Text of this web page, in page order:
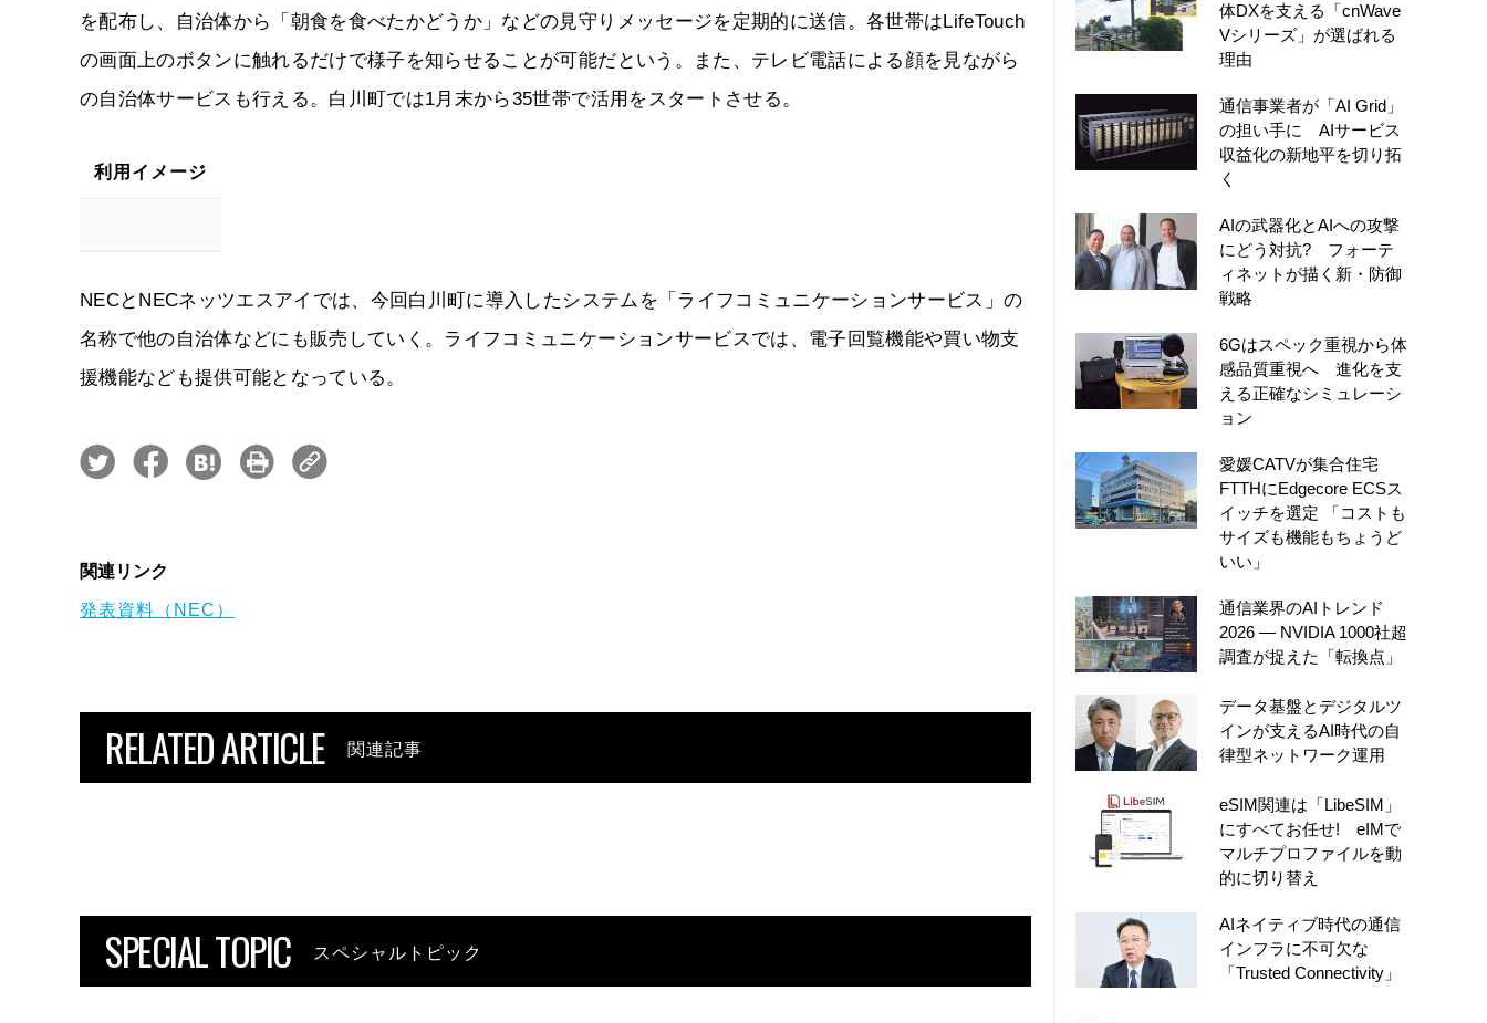
を配布し、自治体から「朝食を食べたかどうか」などの見守りメッセージを定期的に送信。各世帯はLifeTouch
の画面上のボタンに触れるだけで様子を知らせることが可能だという。また、テレビ電話による顔を見ながら
の自治体サービスも行える。白川町では1月末から35世帯で活用をスタートさせる。
利用イメージ
NECとNECネッツエスアイでは、今回白川町に導入したシステムを「ライフコミュニケーションサービス」の
名称で他の自治体などにも販売していく。ライフコミュニケーションサービスでは、電子回覧機能や買い物支
援機能なども提供可能となっている。
関連リンク
発表資料（NEC）
RELATED ARTICLE 関連記事
SPECIAL TOPIC スペシャルトピック
体DXを支える「cnWave
Vシリーズ」が選ばれる
理由
通信事業者が「AI Grid」
の担い手に AIサービス
収益化の新地平を切り拓
く
AIの武器化とAIへの攻撃
にどう対抗? フォーテ
ィネットが描く新・防御
戦略
6Gはスペック重視から体
感品質重視へ 進化を支
える正確なシミュレーシ
ョン
愛媛CATVが集合住宅
FTTHにEdgecore ECSス
イッチを選定 「コストも
サイズも機能もちょうど
いい」
通信業界のAIトレンド
2026 ― NVIDIA 1000社超
調査が捉えた「転換点」
データ基盤とデジタルツ
インが支えるAI時代の自
律型ネットワーク運用
eSIM関連は「LibeSIM」
にすべてお任せ! eIMで
マルチプロファイルを動
的に切り替え
AIネイティブ時代の通信
インフラに不可欠な
「Trusted Connectivity」